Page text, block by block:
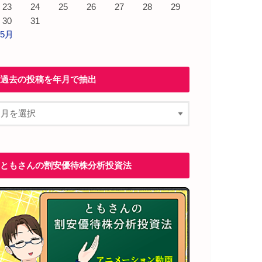
23 24 25 26 27 28
29
30
31
月
過去の投稿を年月で抽出
ともさんの割安優待株分析投資法